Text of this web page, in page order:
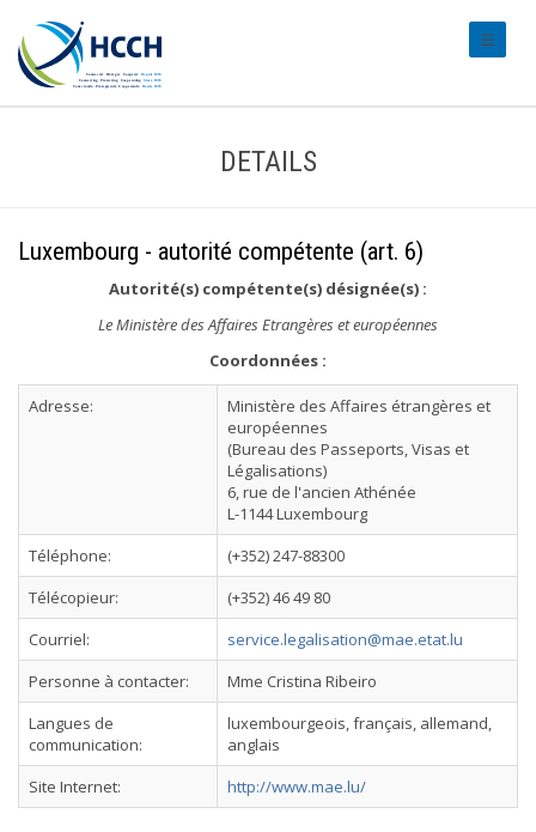
DETAILS
Luxembourg - autorité compétente (art. 6)
Autorité(s) compétente(s) désignée(s) :
Le Ministère des Affaires Etrangères et européennes
Coordonnées :
Adresse:
Ministère des Affaires étrangères et
européennes
(Bureau des Passeports, Visas et
Légalisations)
6, rue de l'ancien Athénée
L-1144 Luxembourg
Téléphone:
(+352) 247-88300
Télécopieur:
(+352) 46 49 80
Courriel:
service.legalisation@mae.etat.lu
Personne à contacter:
Mme Cristina Ribeiro
Langues de
communication:
luxembourgeois, français, allemand,
anglais
Site Internet:
http://www.mae.lu/